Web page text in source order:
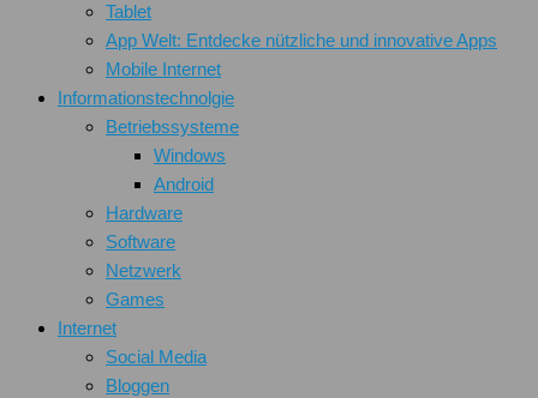
Tablet
App Welt: Entdecke nützliche und innovative Apps
Mobile Internet
Informationstechnolgie
Betriebssysteme
Windows
Android
Hardware
Software
Netzwerk
Games
Internet
Social Media
Bloggen